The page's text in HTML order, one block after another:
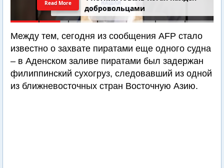
добровольцами
Read More
Между тем, сегодня из сообщения AFP стало
известно о захвате пиратами еще одного судна
– в Аденском заливе пиратами был задержан
филиппинский сухогруз, следовавший из одной
из ближневосточных стран Восточную Азию.